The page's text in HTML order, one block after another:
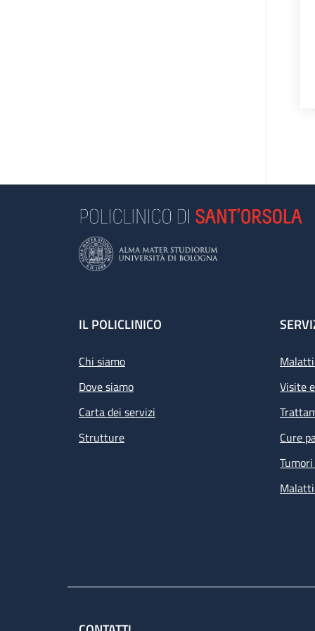
Footer
IL POLICLINICO
Chi siamo
Dove siamo
Carta dei servizi
Strutture
Visite
Cure